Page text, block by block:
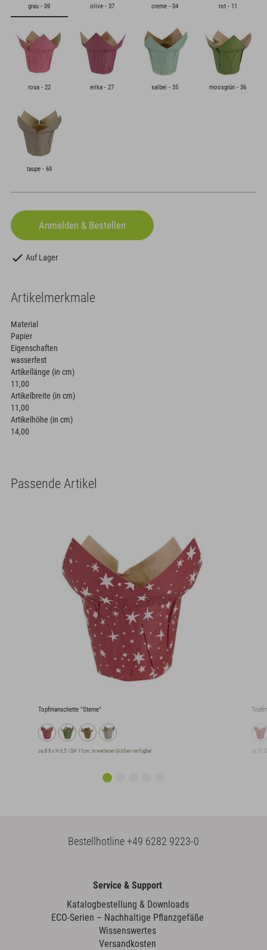
grau - 09 olive - 37 creme - 04 rot - 11
rosa - 22 erika - 27 salbei - 35 moosgrün - 36
taupe - 69
Auf Lager
Artikelmerkmale
Material
Papier
Eigenschaften
wasserfest
Artikellänge (in cm)
11,00
Artikelbreite (in cm)
11,00
Artikelhöhe (in cm)
14,00
Passende Artikel
weiteren Größen verfügbar ca. Ø 12,5 x H 10 / GH 15cm, in weiteren Größen
Bestellhotline+49 6282 9223-0
Service & Support
Katalogbestellung & Downloads
ECO-Serien – Nachhaltige Pflanzgefäße
Wissenswertes
Versandkosten